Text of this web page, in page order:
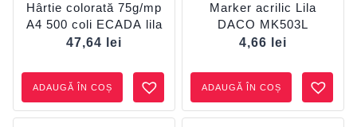
Hârtie colorată 75g/mp
A4 500 coli ECADA lila
47,64
lei
ADAUGĂ ÎN COȘ
Marker acrilic Lila
DACO MK503L
4,66
lei
ADAUGĂ ÎN COȘ